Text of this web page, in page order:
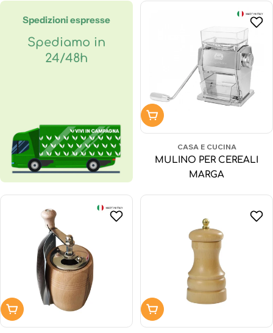
Spedizioni espresse
Spediamo in
24/48h
Aggiungi al carrello
CASA E CUCINA
MULINO PER CEREALI
MARGA
Aggiungi al carrello Aggiungi al carrello